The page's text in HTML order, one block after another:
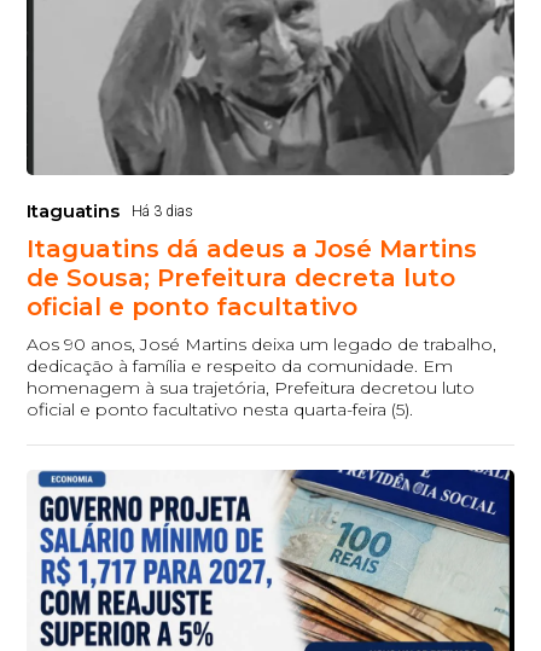
Itaguatins Há 3 dias
Itaguatins dá adeus a José Martins
de Sousa; Prefeitura decreta luto
oficial e ponto facultativo
Aos 90 anos, José Martins deixa um legado de trabalho,
dedicação à família e respeito da comunidade. Em
homenagem à sua trajetória, Prefeitura decretou luto
oficial e ponto facultativo nesta quarta-feira (5).